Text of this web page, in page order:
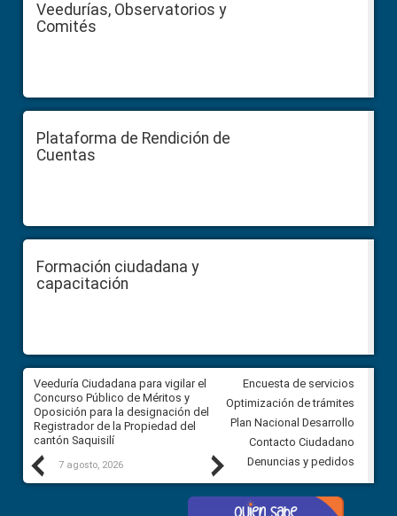
Veedurías, Observatorios y
Comités
Plataforma de Rendición de
Cuentas
Formación ciudadana y
capacitación
Previous
Veeduría Ciudadana para vigilar el
Concurso Público de Méritos y
Oposición para la designación del
Registrador de la Propiedad del
cantón Saquisilí
7 agosto, 2026
Veeduría Ciudadana para
construcción del asfaltado de
Ballenita del cantón Santa
7 agosto, 2026
Next
Encuesta de servicios
Optimización de trámites
Plan Nacional Desarrollo
Contacto Ciudadano
Denuncias y pedidos